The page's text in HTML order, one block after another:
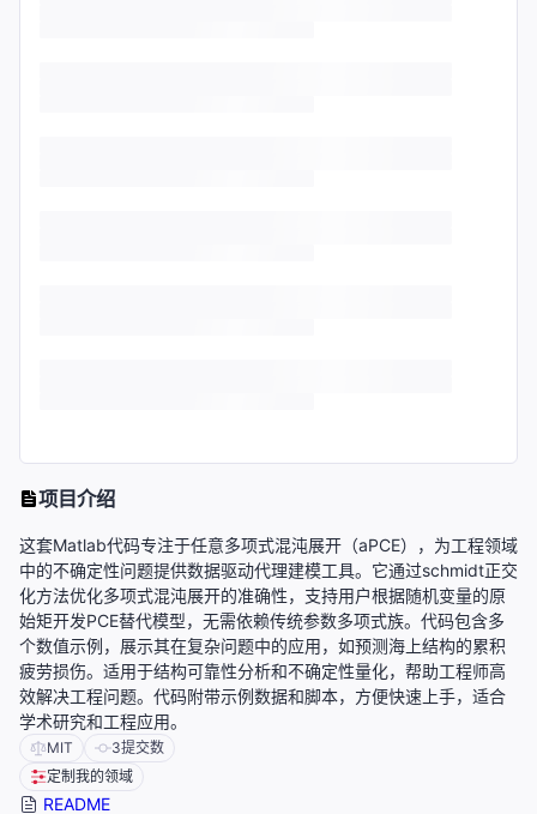
项目介绍
这套Matlab代码专注于任意多项式混沌展开（aPCE），为工程领域
中的不确定性问题提供数据驱动代理建模工具。它通过schmidt正交
化方法优化多项式混沌展开的准确性，支持用户根据随机变量的原
始矩开发PCE替代模型，无需依赖传统参数多项式族。代码包含多
个数值示例，展示其在复杂问题中的应用，如预测海上结构的累积
疲劳损伤。适用于结构可靠性分析和不确定性量化，帮助工程师高
效解决工程问题。代码附带示例数据和脚本，方便快速上手，适合
学术研究和工程应用。
MIT 3提交数
定制我的领域
README